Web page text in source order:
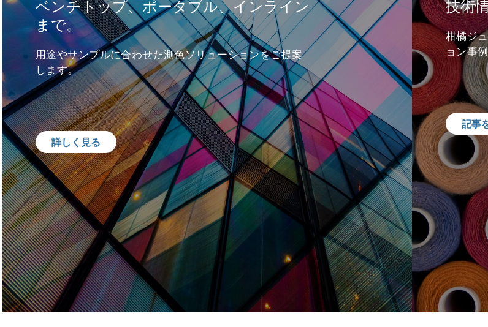
ベンチトップ、ポータブル、インライン
まで。
用途やサンプルに合わせた測色ソリューションをご提案
します。
詳しく見る
技術
柑橘ジ
ョン事
記事